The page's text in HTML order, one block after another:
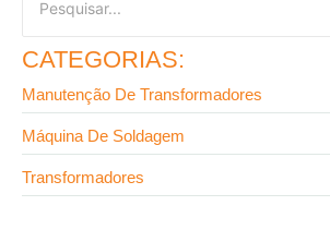
CATEGORIAS:
Manutenção De Transformadores
Máquina De Soldagem
Transformadores